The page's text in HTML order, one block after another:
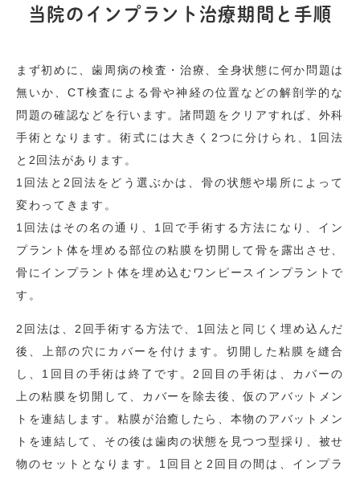
当院のインプラント治療期間と手順
まず初めに、歯周病の検査・治療、全身状態に何か問題は
無いか、CT検査による骨や神経の位置などの解剖学的な
問題の確認などを行います。諸問題をクリアすれば、外科
手術となります。術式には大きく2つに分けられ、1回法
と2回法があります。
1回法と2回法をどう選ぶかは、骨の状態や場所によって
変わってきます。
1回法はその名の通り、1回で手術する方法になり、イン
プラント体を埋める部位の粘膜を切開して骨を露出させ、
骨にインプラント体を埋め込むワンピースインプラントで
す。
2回法は、2回手術する方法で、1回法と同じく埋め込んだ
後、上部の穴にカバーを付けます。切開した粘膜を縫合
し、1回目の手術は終了です。2回目の手術は、カバーの
上の粘膜を切開して、カバーを除去後、仮のアバットメン
トを連結します。粘膜が治癒したら、本物のアバットメン
トを連結して、その後は歯肉の状態を見つつ型採り、被せ
物のセットとなります。1回目と2回目の間は、インプラ